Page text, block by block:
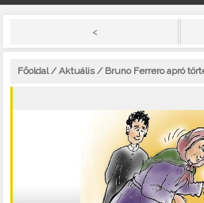
<
Főoldal/Aktuális/ Bruno Ferrero apró